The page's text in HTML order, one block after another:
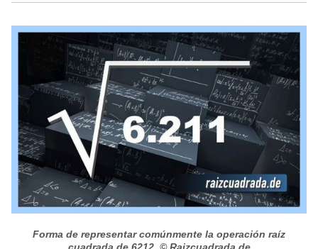
Forma de representar comúnmente la operación raíz